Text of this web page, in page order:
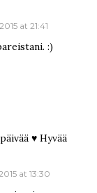
at 21:41
:)
♥ Hyvää
at 13:30